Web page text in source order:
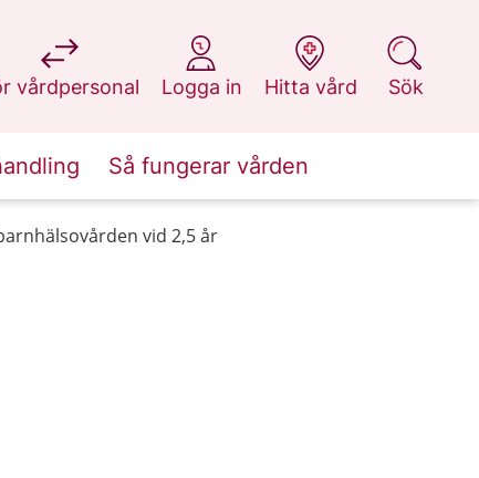
vårdpersonal
på 1177.se
Logga in
på 1177.se
Hitta vård
på 1177.se
Sök
på 1177.se
Så fungerar vården
vid 2,5 år